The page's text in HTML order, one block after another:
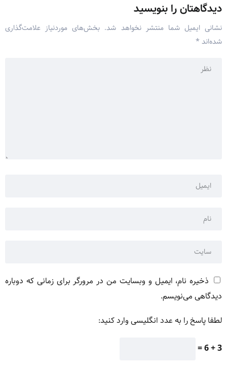
دیدگاهتان را بنویسید
نشانی ایمیل شما منتشر نخواهد شد. بخش‌های موردنیاز علامت‌گذاری
شده‌اند *
ذخیره نام، ایمیل و وبسایت من در مرورگر برای زمانی که دوباره
دیدگاهی می‌نویسم.
لطفا پاسخ را به عدد انگلیسی وارد کنید:
3 + 6 =